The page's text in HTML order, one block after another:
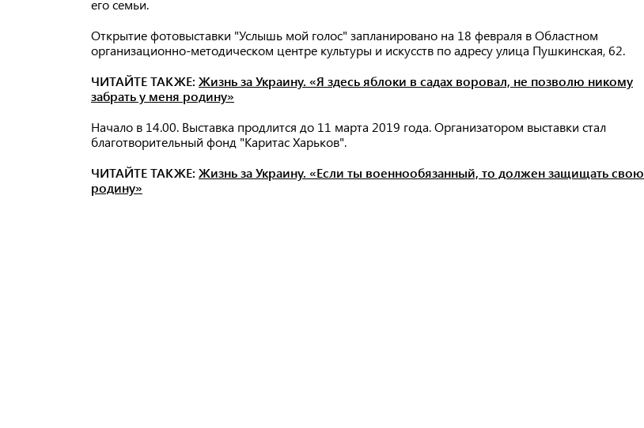
его семьи.
Открытие фотовыставки "Услышь мой голос" запланировано на 18 февраля в Областном
организационно-методическом центре культуры и искусств по адресу улица Пушкинская, 62.
ЧИТАЙТЕ ТАКЖЕ: Жизнь за Украину. «Я здесь яблоки в садах воровал, не позволю никому
забрать у меня родину»
Начало в 14.00. Выставка продлится до 11 марта 2019 года. Организатором выставки стал
благотворительный фонд "Каритас Харьков".
ЧИТАЙТЕ ТАКЖЕ: Жизнь за Украину. «Если ты военнообязанный, то должен защищать свою
родину»